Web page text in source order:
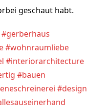
geschaut habt.
#gerberhaus
#wohnraumliebe
#interiorarchitecture
#bauen
#design